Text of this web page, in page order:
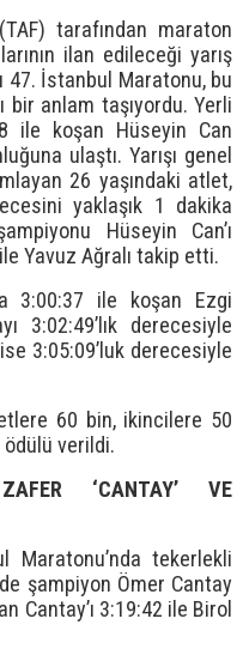
tarafından maraton
ilan edileceği yarış
47. İstanbul Maratonu, bu
anlam taşıyordu. Yerli
ile koşan Hüseyin Can
ulaştı. Yarışı genel
26 yaşındaki atlet,
yaklaşık 1 dakika
Hüseyin Can’ı
Yavuz Ağralı takip etti.
3:00:37 ile koşan Ezgi
3:02:49’lık derecesiyle
3:05:09’luk derecesiyle
60 bin, ikincilere 50
verildi.
‘CANTAY’ VE
Maratonu’nda tekerlekli
şampiyon Ömer Cantay
Cantay’ı 3:19:42 ile Birol